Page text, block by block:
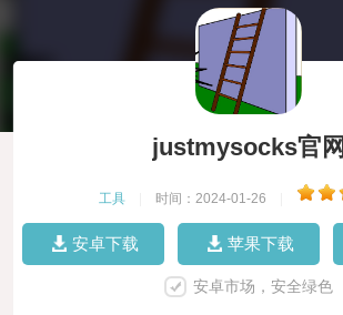
justmysocks官网
工具 时间：2024-01-26
安卓下载 苹果下载
安卓市场，安全绿色